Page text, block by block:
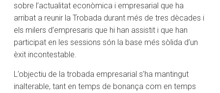
sobre l’actualitat econòmica i empresarial que ha
arribat a reunir la Trobada durant més de tres dècades i
els milers d’empresaris que hi han assistit i que han
participat en les sessions són la base més sòlida d’un
èxit incontestable.
L’objectiu de la trobada empresarial s’ha mantingut
inalterable, tant en temps de bonança com en temps